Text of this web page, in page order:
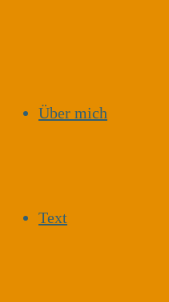
Über mich
Text